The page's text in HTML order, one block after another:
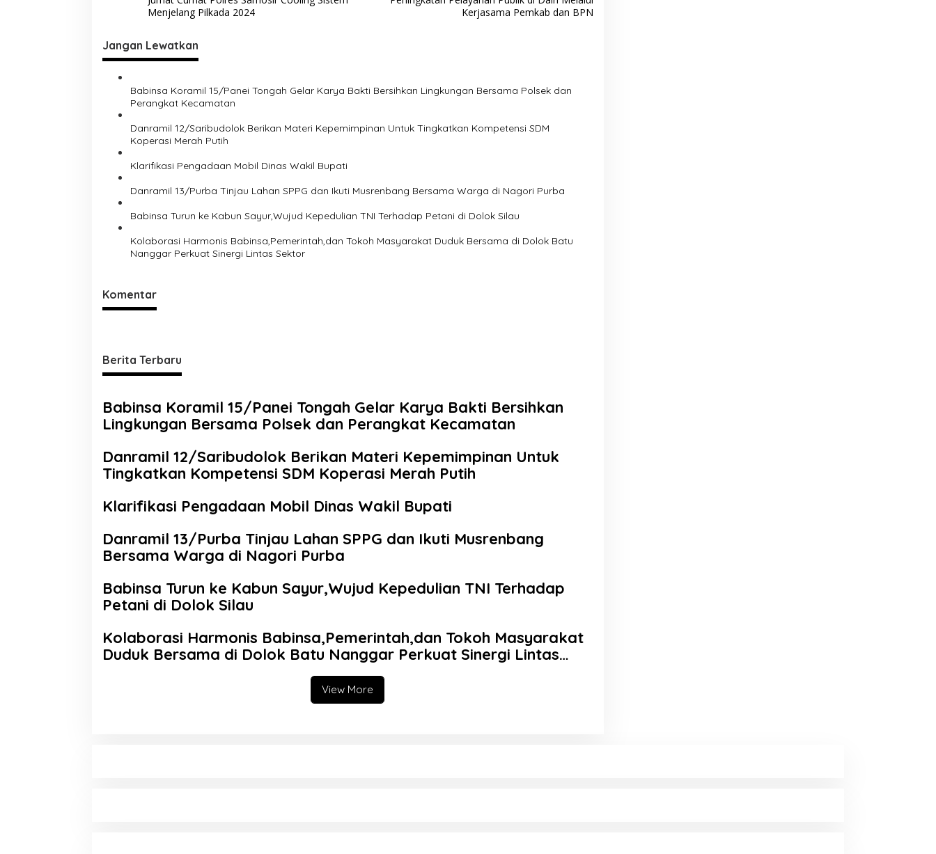
a
i
g
a
s
i
p
o
s
Menjelang Pilkada 2024
Kerjasama Pemkab dan BPN
Jangan Lewatkan
Babinsa Koramil 15/Panei Tongah Gelar Karya Bakti Bersihkan Lingkungan Bersama Polsek dan
Perangkat Kecamatan
Danramil 12/Saribudolok Berikan Materi Kepemimpinan Untuk Tingkatkan Kompetensi SDM
Koperasi Merah Putih
Klarifikasi Pengadaan Mobil Dinas Wakil Bupati
Danramil 13/Purba Tinjau Lahan SPPG dan Ikuti Musrenbang Bersama Warga di Nagori Purba
Babinsa Turun ke Kabun Sayur,Wujud Kepedulian TNI Terhadap Petani di Dolok Silau
Kolaborasi Harmonis Babinsa,Pemerintah,dan Tokoh Masyarakat Duduk Bersama di Dolok Batu
Nanggar Perkuat Sinergi Lintas Sektor
Komentar
Berita Terbaru
Babinsa Koramil 15/Panei Tongah Gelar Karya Bakti Bersihkan
Lingkungan Bersama Polsek dan Perangkat Kecamatan
Danramil 12/Saribudolok Berikan Materi Kepemimpinan Untuk
Tingkatkan Kompetensi SDM Koperasi Merah Putih
Klarifikasi Pengadaan Mobil Dinas Wakil Bupati
Danramil 13/Purba Tinjau Lahan SPPG dan Ikuti Musrenbang
Bersama Warga di Nagori Purba
Babinsa Turun ke Kabun Sayur,Wujud Kepedulian TNI Terhadap
Petani di Dolok Silau
Kolaborasi Harmonis Babinsa,Pemerintah,dan Tokoh Masyarakat
Duduk Bersama di Dolok Batu Nanggar Perkuat Sinergi Lintas
View More